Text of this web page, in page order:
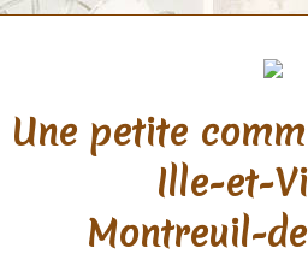
Une petite
Ille-et-
Montreuil-